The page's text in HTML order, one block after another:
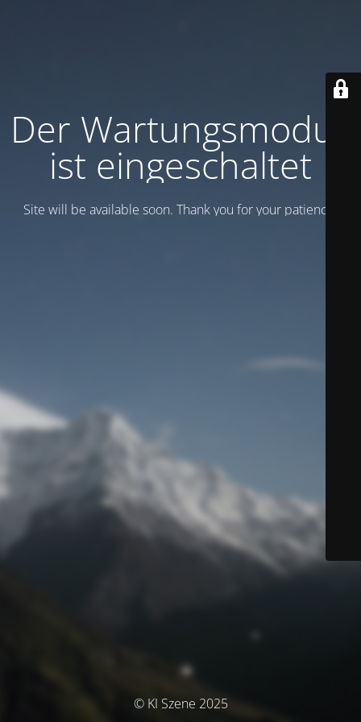
Der Wartungsmodus
ist eingeschaltet
Site will be available soon. Thank you for your patience!
© KI Szene 2025